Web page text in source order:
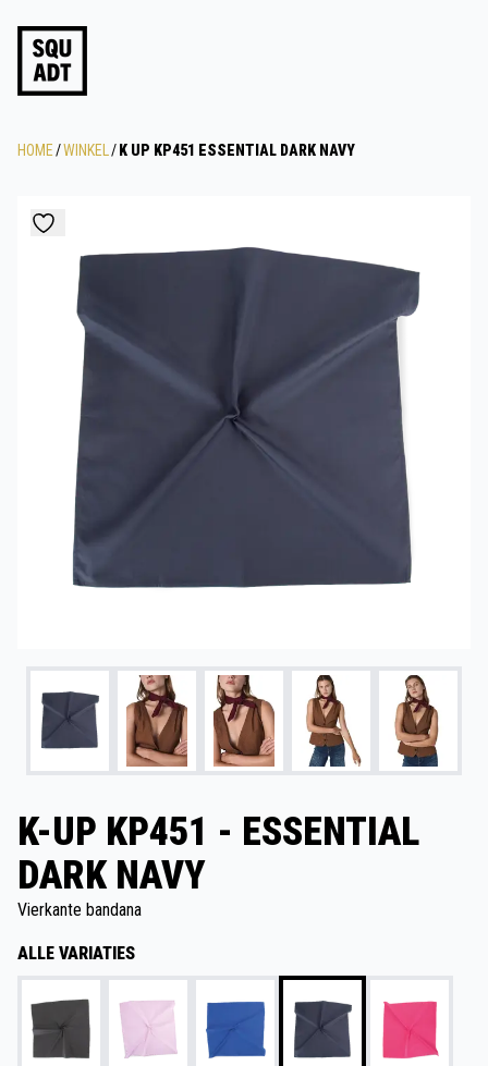
HOME/WINKEL / K UP KP451 ESSENTIAL DARK NAVY
K-UP KP451 - ESSENTIAL
DARK NAVY
Vierkante bandana
ALLE VARIATIES